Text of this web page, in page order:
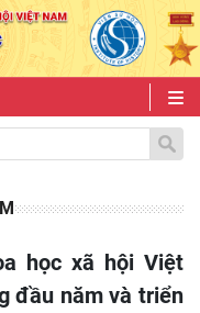
đầu năm và triển